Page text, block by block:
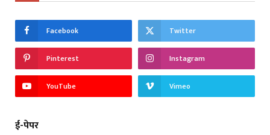
Facebook Twitter
Pinterest Instagram
YouTube Vimeo
ई-पेपर